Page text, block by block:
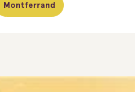
Montferrand